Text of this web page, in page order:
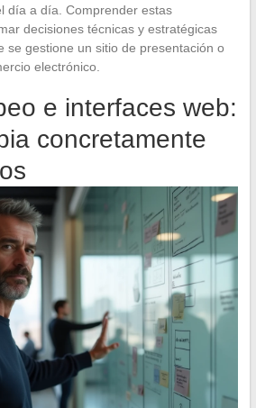
día a día. Comprender estas
decisiones técnicas y estratégicas
se gestione un sitio de presentación o
electrónico.
e interfaces web:
concretamente